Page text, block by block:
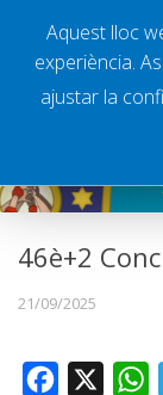
Política
Societat
La
46è+2
21/09/2025
Facebook
Aquest lloc
experiència.
ajustar la